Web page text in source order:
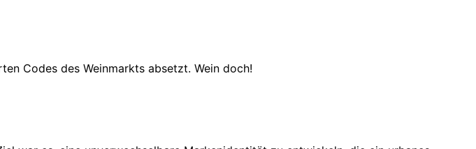
Codes des Weinmarkts absetzt. Wein doch!